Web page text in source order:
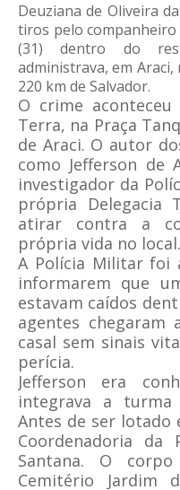
Deuziana de Oliveira
tiros pelo
(31) dentro do
administrava, em Araci,
220 km de Salvador.
O crime
Terra, na Praça
de Araci. O autor
como Jefferson de
investigador da
própria Delegacia
atirar contra a
própria vida no local.
A Polícia Militar foi
informarem que
estavam caídos
agentes chegaram
casal sem sinais
perícia.
Jefferson era
integrava a turma
Antes de ser lotado
Coordenadoria da
Santana. O
Cemitério Jardim